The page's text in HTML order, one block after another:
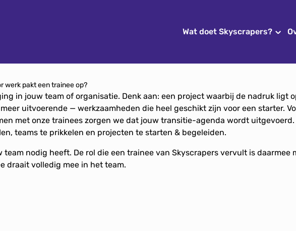
Wat doet Skyscrapers?
werk pakt een trainee op?
in jouw team of organisatie. Denk aan: een project waarbij de nadruk ligt
uitvoerende — werkzaamheden die heel geschikt zijn voor een starter.
met onze trainees zorgen we dat jouw transitie-agenda wordt
teams te prikkelen en projecten te starten & begeleiden.
team nodig heeft. De rol die een trainee van Skyscrapers vervult is daarmee
draait volledig mee in het team.